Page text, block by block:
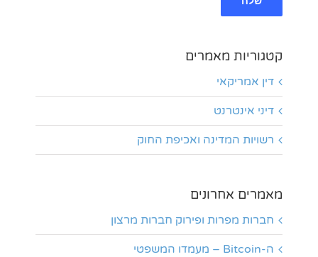
קטגוריות מאמרים
דין אמריקאי
דיני אינטרנט
רשויות המדינה ואכיפת החוק
מאמרים אחרונים
חברות מפרות ופירוק חברות מרצון
ה-Bitcoin – מעמדו המשפטי